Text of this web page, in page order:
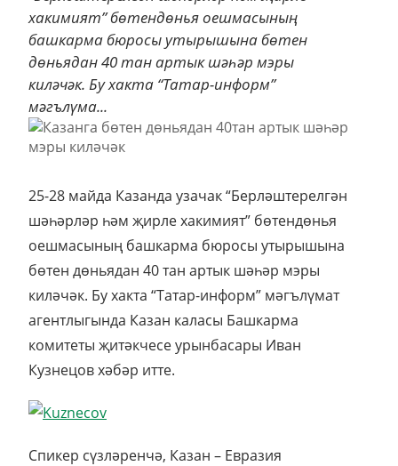
хакимият” бөтендөнья оешмасының
башкарма бюросы утырышына бөтен
дөньядан 40 тан артык шәһәр мэры
киләчәк. Бу хакта “Татар-информ”
мәгълүма...
25-28 майда Казанда узачак “Берләштерелгән
шәһәрләр һәм җирле хакимият” бөтендөнья
оешмасының башкарма бюросы утырышына
бөтен дөньядан 40 тан артык шәһәр мэры
киләчәк. Бу хакта “Татар-информ” мәгълүмат
агентлыгында Казан каласы Башкарма
комитеты җитәкчесе урынбасары Иван
Кузнецов хәбәр итте.
Спикер сүзләренчә, Казан – Евразия